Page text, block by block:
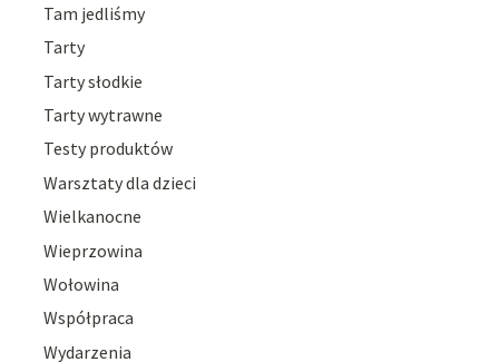
Tam jedliśmy
Tarty
Tarty słodkie
Tarty wytrawne
Testy produktów
Warsztaty dla dzieci
Wielkanocne
Wieprzowina
Wołowina
Współpraca
Wydarzenia